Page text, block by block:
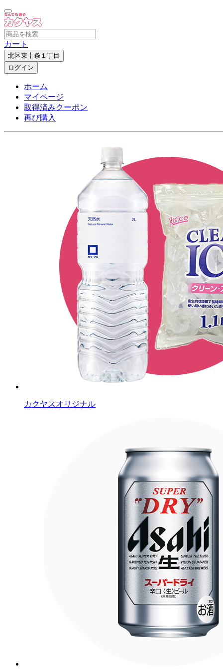
カート
北区東十条１丁目
ログイン
ホーム
マイページ
取得済みクーポン
再び購入
カクヤスオリジナル